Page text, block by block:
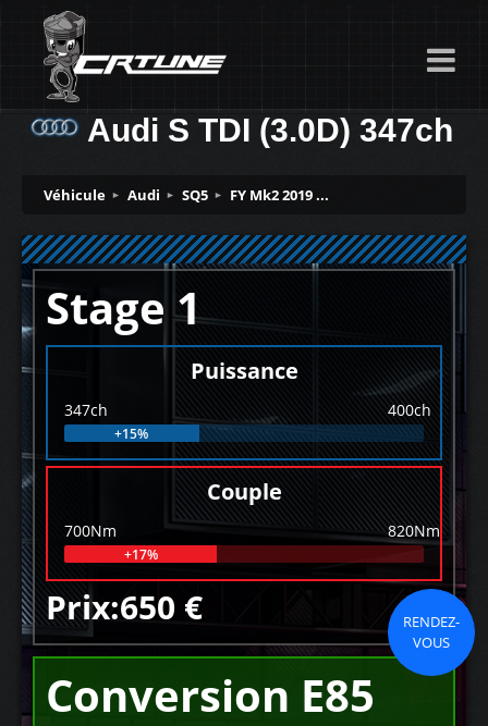
Audi S TDI (3.0D) 347ch
Véhicule Audi SQ5 FY Mk2 2019 ...
Stage 1
Puissance
347ch 400ch
+15%
Couple
700Nm 820Nm
+17%
Prix:650 €
RENDEZ-
VOUS
Conversion E85